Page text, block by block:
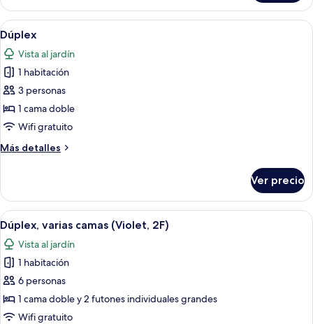
varias
camas
(Violet,
1F)
Abrir
todas
las
fotos
de
Dúplex
Un interior moderno con una
7
Dúplex
Vista al jardín
1 habitación
3 personas
1 cama doble
Wifi gratuito
Más detalles
Más
Ver precio
Abrir
todas
las
fotos
de
Dúplex,
varias
Un dormitorio moderno con una
8
Dúplex, varias camas (Violet, 2F)
Vista al jardín
1 habitación
6 personas
1 cama doble y 2 futones individuales grandes
Wifi gratuito